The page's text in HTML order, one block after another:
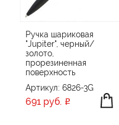
Ручка шариковая
"Jupiter", черный/
золото,
прорезиненная
поверхность
Артикул: 6826-3G
691 руб.